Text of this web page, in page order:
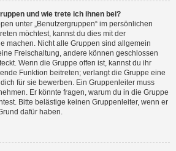
und wie trete ich ihnen bei?
unter „Benutzergruppen“ im persönlichen
möchtest, kannst du dies mit der
machen. Nicht alle Gruppen sind allgemein
Freischaltung, andere können geschlossen
Wenn die Gruppe offen ist, kannst du ihr
Funktion beitreten; verlangt die Gruppe eine
für sie bewerben. Ein Gruppenleiter muss
Er könnte fragen, warum du in die Gruppe
Bitte belästige keinen Gruppenleiter, wenn er
dafür haben.